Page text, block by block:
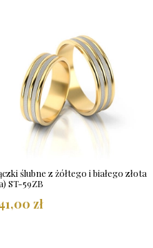
ślubne z żółtego i białego złota
ST-59ZB
zł